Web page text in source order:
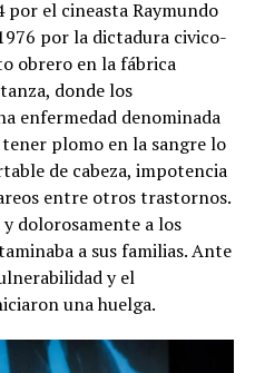
el cineasta Raymundo
por la dictadura civico-
obrero en la fábrica
donde los
enfermedad denominada
plomo en la sangre lo
de cabeza, impotencia
entre otros trastornos.
dolorosamente a los
a sus familias. Ante
y el
una huelga.